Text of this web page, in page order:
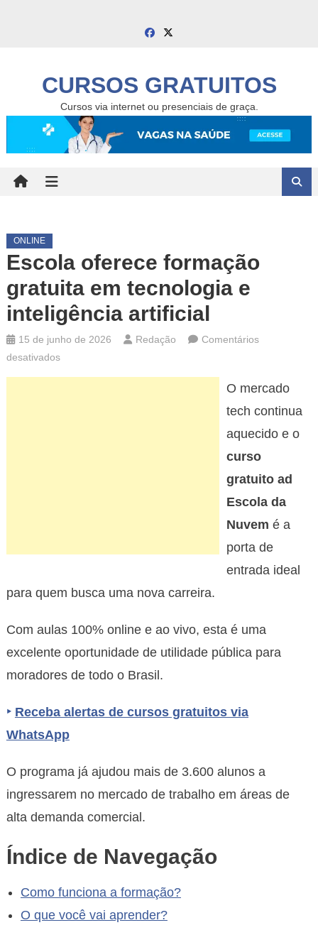
CURSOS GRATUITOS
Cursos via internet ou presenciais de graça.
ONLINE
Escola oferece formação
gratuita em tecnologia e
inteligência artificial
15 de junho de 2026 Redação
Comentários
desativadosem
O mercado
tech continua
aquecido e o
curso
gratuito ad
Escola da
Nuvem é a
porta de
entrada ideal
para quem busca uma nova carreira.
Com aulas 100% online e ao vivo, esta é uma
excelente oportunidade de utilidade pública para
moradores de todo o Brasil.
‣ Receba alertas de cursos gratuitos via
WhatsApp
O programa já ajudou mais de 3.600 alunos a
ingressarem no mercado de trabalho em áreas de
alta demanda comercial.
Índice de Navegação
Como funciona a formação?
O que você vai aprender?